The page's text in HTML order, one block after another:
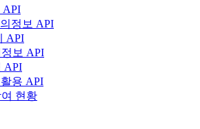
API
정보 API
API
보 API
API
용 API
현황